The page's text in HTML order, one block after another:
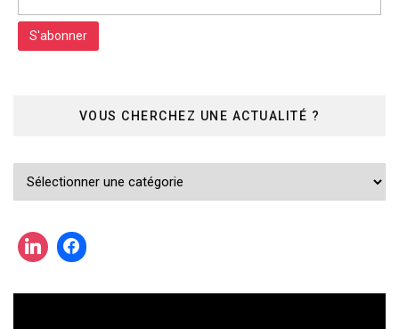
VOUS CHERCHEZ UNE ACTUALITÉ ?
Vous
actualité
?